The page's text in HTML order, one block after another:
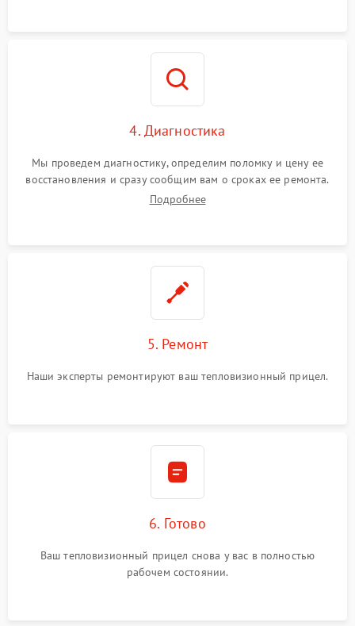
4. Диагностика
Мы проведем диагностику, определим поломку и цену ее
восстановления и сразу сообщим вам о сроках ее ремонта.
Подробнее
5. Ремонт
Наши эксперты ремонтируют ваш тепловизионный прицел.
6. Готово
Ваш тепловизионный прицел снова у вас в полностью
рабочем состоянии.